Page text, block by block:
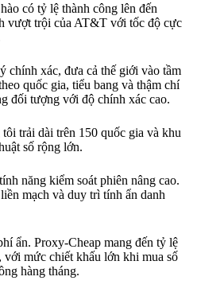
có tỷ lệ thành công lên đến
vượt trội của AT&T với tốc độ cực
chính xác, đưa cả thế giới vào tầm
quốc gia, tiểu bang và thậm chí
đối tượng với độ chính xác cao.
trải dài trên 150 quốc gia và khu
số rộng lớn.
năng kiểm soát phiên nâng cao.
mạch và duy trì tính ẩn danh
ẩn. Proxy-Cheap mang đến tỷ lệ
với mức chiết khấu lớn khi mua số
hàng tháng.